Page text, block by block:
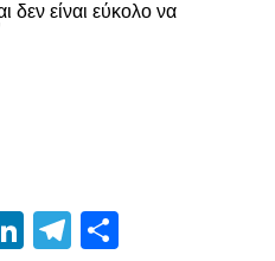
είναι εύκολο να
LinkedIn
Telegram